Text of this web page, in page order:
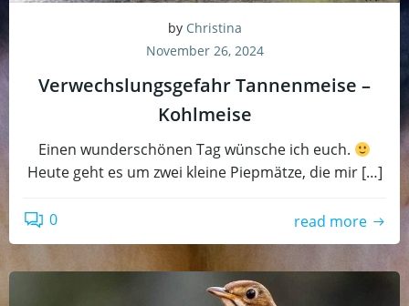
by Christina
November 26, 2024
Verwechslungsgefahr Tannenmeise –
Kohlmeise
Einen wunderschönen Tag wünsche ich euch.
Heute geht es um zwei kleine Piepmätze, die mir […]
0 read more